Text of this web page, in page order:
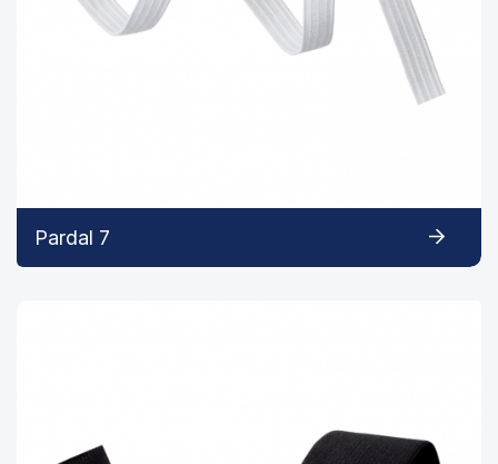
Pardal 7